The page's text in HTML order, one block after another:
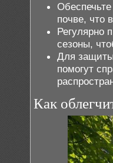
почве, что
Регулярно
сезоны,
Для
помогут
Как